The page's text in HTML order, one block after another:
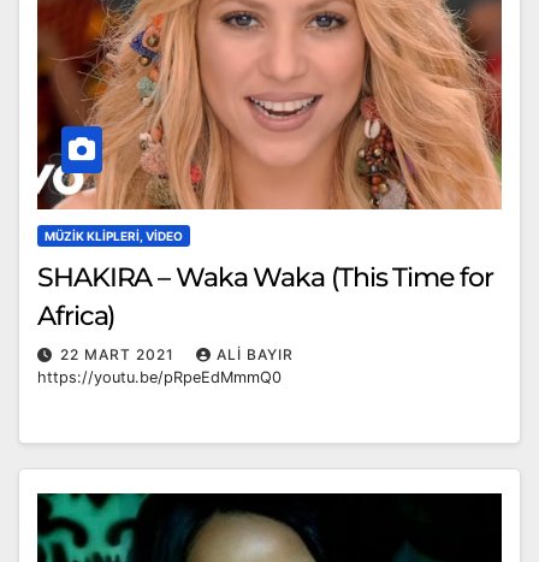
MÜZIK KLIPLERI, VIDEO
SHAKIRA – Waka Waka (This Time for
Africa)
22 MART 2021
ALI BAYIR
https://youtu.be/pRpeEdMmmQ0